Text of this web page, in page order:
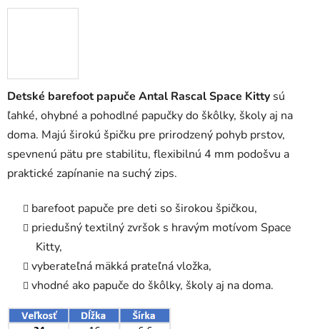
Detské barefoot papuče Antal Rascal Space Kitty sú
ľahké, ohybné a pohodlné papučky do škôlky, školy aj na
doma. Majú širokú špičku pre prirodzený pohyb prstov,
spevnenú pätu pre stabilitu, flexibilnú 4 mm podošvu a
praktické zapínanie na suchý zips.
barefoot papuče pre deti so širokou špičkou,
priedušný textilný zvršok s hravým motívom Space
Kitty,
vyberateľná mäkká prateľná vložka,
vhodné ako papuče do škôlky, školy aj na doma.